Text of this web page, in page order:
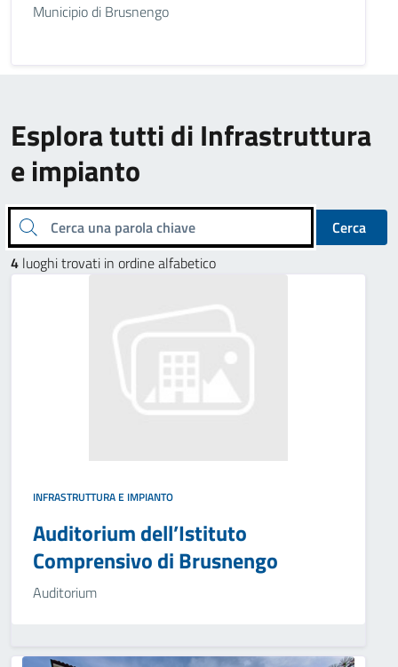
Municipio di Brusnengo
Esplora tutti di Infrastruttura
e impianto
Cerca una parola chiave
Cerca
4 luoghi trovati in ordine alfabetico
INFRASTRUTTURA E IMPIANTO
Auditorium dell’Istituto
Comprensivo di Brusnengo
Auditorium